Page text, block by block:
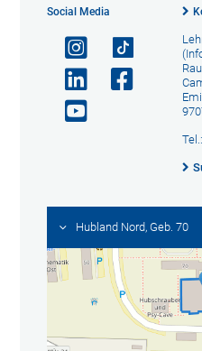
Social Media
Hubland Nord, Geb. 70